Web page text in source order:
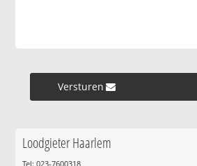
Versturen »
Loodgieter Haarlem
Tel: 023-7600318